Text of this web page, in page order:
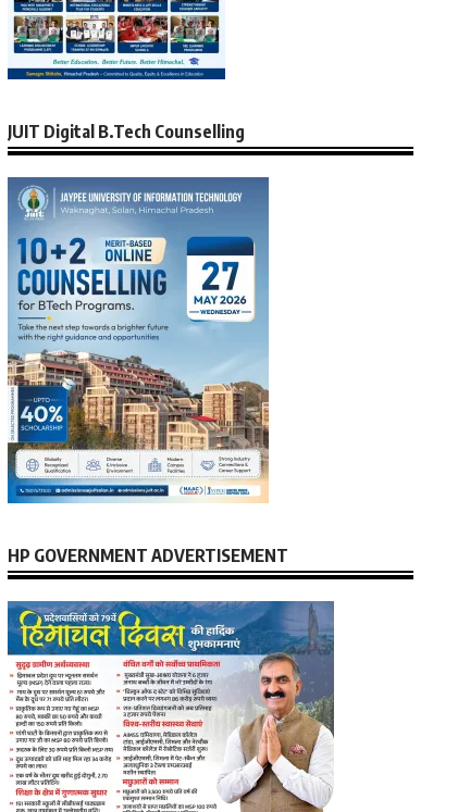
JUIT Digital B.Tech Counselling
HP GOVERNMENT ADVERTISEMENT